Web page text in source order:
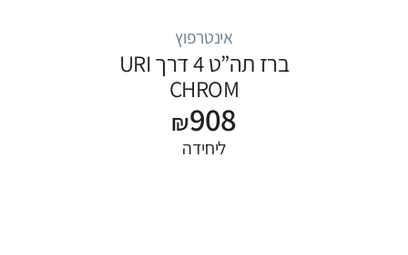
אינטרפוץ
ברז תה”ט 4 דרך URI
CHROM
₪908
ליחידה